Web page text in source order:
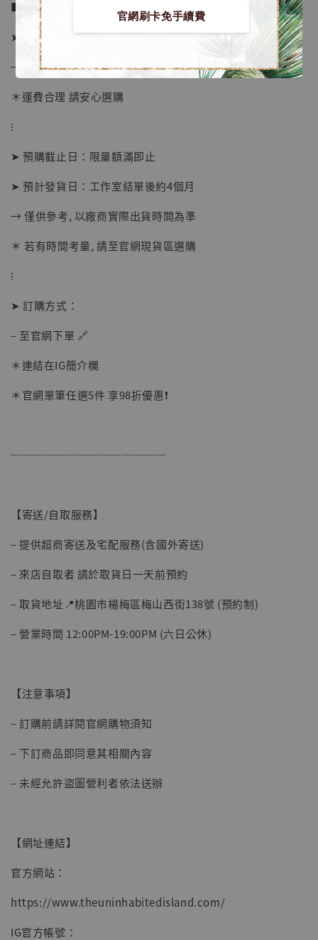
官網刷卡免手續費
【店內現貨】海賊王 系列蒐藏雕像 布魯克達
摩 [7STARS Studio]
NT$ 1,500
子彈飛 鵝城縣長 張麻子 [BK01]
NT$ 4,980
加入購物車
■ 販售資訊：
➤ 價格 2780元 (訂金1480)
→ 國際運費到台後通知
＊運費合理 請安心選購
⁝
➤ 預購截止日：限量額滿即止
➤ 預計發貨日：工作室結單後約4個月
→ 僅供參考, 以廠商實際出貨時間為準
＊ 若有時間考量, 請至官網現貨區選購
⁝
➤ 訂購方式：
– 至官網下單 🔗
＊連結在IG簡介欄
＊官網單筆任選5件 享98折優惠❗️
──────────────
【寄送/自取服務】
– 提供超商寄送及宅配服務(含國外寄送)
– 來店自取者 請於取貨日一天前預約
– 取貨地址📍桃園市楊梅區梅山西街138號 (預約制)
– 營業時間 12:00PM-19:00PM (六日公休)
【注意事項】
– 訂購前請詳閱官網購物須知
– 下訂商品即同意其相關內容
– 未經允許盜圖營利者依法送辦
【網址連結】
官方網站：
https://www.theuninhabitedisland.com/
IG官方帳號：